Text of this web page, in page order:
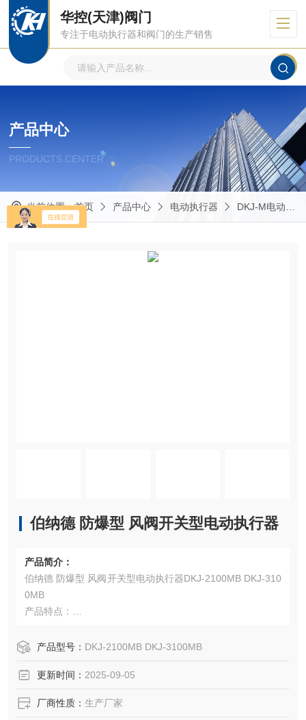
华控(天津)阀门
专注于电动执行器和阀门的生产销售
产品中心
PRODUCTS CENTER
当前位置：首页 产品中心 电动执行器 DKJ-M电动执行器
伯纳德 防爆型 风阀开关型电动执行器
产品简介：
伯纳德 防爆型 风阀开关型电动执行器DKJ-2100MB DKJ-310
0MB
产品特点：
行机构可靠性高，平均*时间25000小时。
内同类产品。
方便。
产品型号： DKJ-2100MB DKJ-3100MB
更新时间： 2025-09-05
厂商性质： 生产厂家